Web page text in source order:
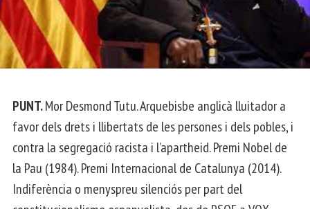
PUNT.Mor Desmond Tutu. Arquebisbe anglicà lluitador a
favor dels drets i llibertats de les persones i dels pobles, i
contra la segregació racista i l’apartheid. Premi Nobel de
la Pau (1984). Premi Internacional de Catalunya (2014).
Indiferència o menyspreu silenciós per part del